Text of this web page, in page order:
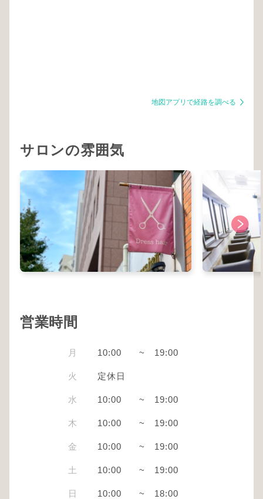
地図アプリで経路を調べる
サロンの雰囲気
営業時間
月 10:00 ~ 19:00
火 定休日
水 10:00 ~ 19:00
木 10:00 ~ 19:00
金 10:00 ~ 19:00
土 10:00 ~ 19:00
日 10:00 ~ 18:00